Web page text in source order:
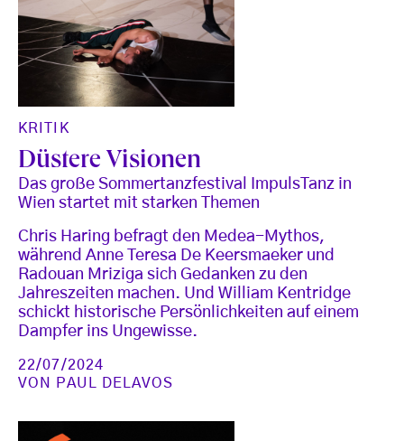
KRITIK
Düstere Visionen
Das große Sommertanzfestival ImpulsTanz in
Wien startet mit starken Themen
Chris Haring befragt den Medea-Mythos,
während Anne Teresa De Keersmaeker und
Radouan Mriziga sich Gedanken zu den
Jahreszeiten machen. Und William Kentridge
schickt historische Persönlichkeiten auf einem
Dampfer ins Ungewisse.
22/07/2024
VON
PAUL DELAVOS